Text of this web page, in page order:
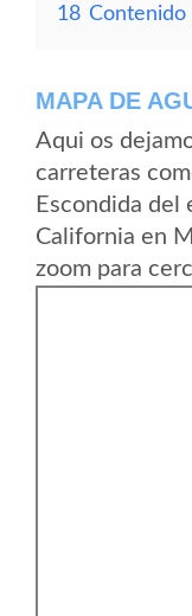
18 Contenido
MAPA DE
Aqui os
carreteras
Escondida del
California en
zoom para